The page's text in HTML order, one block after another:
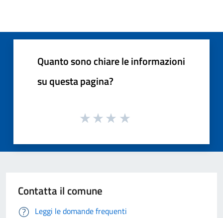
Quanto sono chiare le informazioni
su questa pagina?
Contatta il comune
Leggi le domande frequenti